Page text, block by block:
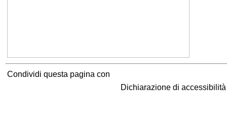
Condividi questa pagina con
Dichiarazione di